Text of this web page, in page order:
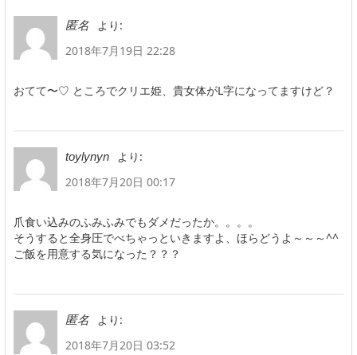
匿名
より:
2018年7月19日 22:28
おてて〜♡ ところでクリエ姫、貴女体がL字になってますけど？
toylynyn
より:
2018年7月20日 00:17
爪食い込みのふみふみでもダメだったか。。。。
そうすると全身圧でべちゃっといきますよ、ほらどうよ～～～^^
ご飯を用意する気になった？？？
匿名
より:
2018年7月20日 03:52